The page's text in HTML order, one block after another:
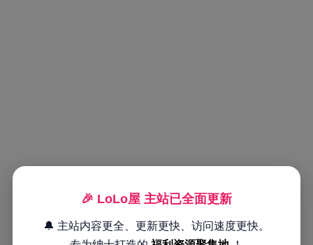
🎉 LoLo屋 主站已全面更新
🔔 主站内容更全、更新更快、访问速度更快。